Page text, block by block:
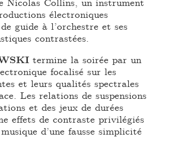
électroniques
guide à l’orchestre et ses
contrastées.
termine la soirée par un
focalisé sur les
et leurs qualités spectrales
Les relations de suspensions
et des jeux de durées
effets de contraste privilégiés
d’une fausse simplicité